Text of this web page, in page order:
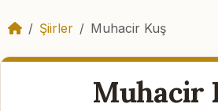
Şiirler Muhacir Kuş
Muhacir